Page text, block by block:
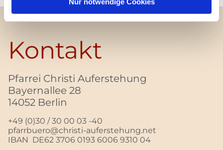
Kontakt
Pfarrei Christi Auferstehung
Bayernallee 28
14052 Berlin
+49 (0)30 / 30 00 03 -40
pfarrbuero@christi-auferstehung.net
IBAN DE62 3706 0193 6006 9310 04